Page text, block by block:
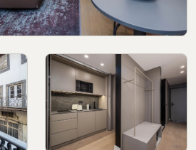
Política de privacidade
nas Redes Sociais Aviso Legal